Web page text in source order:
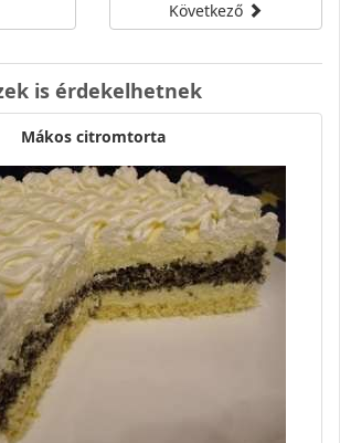
Következő
is érdekelhetnek
Mákos citromtorta